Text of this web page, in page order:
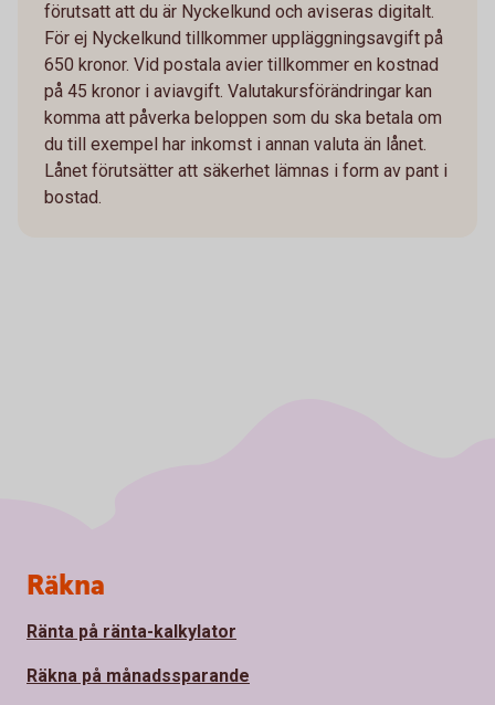
förutsatt att du är Nyckelkund och aviseras digitalt.
För ej Nyckelkund tillkommer uppläggningsavgift på
650 kronor. Vid postala avier tillkommer en kostnad
på 45 kronor i aviavgift. Valutakursförändringar kan
komma att påverka beloppen som du ska betala om
du till exempel har inkomst i annan valuta än lånet.
Lånet förutsätter att säkerhet lämnas i form av pant i
bostad.
Sidfot
Räkna
Ränta på ränta-kalkylator
Räkna på månadssparande